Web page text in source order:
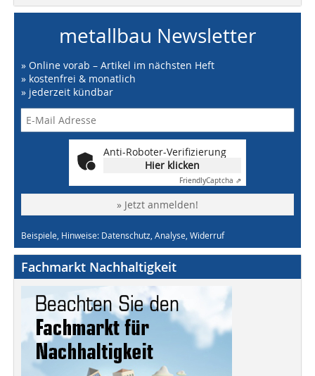
metallbau Newsletter
» Online vorab – Artikel im nächsten Heft
» kostenfrei & monatlich
» jederzeit kündbar
Anti-Roboter-Verifizierung
Hier klicken
FriendlyCaptcha ⇗
» Jetzt anmelden!
Beispiele, Hinweise: Datenschutz, Analyse, Widerruf
Fachmarkt Nachhaltigkeit